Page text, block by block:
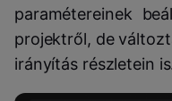
paramétereinek
projektről, de
irányítás részletein